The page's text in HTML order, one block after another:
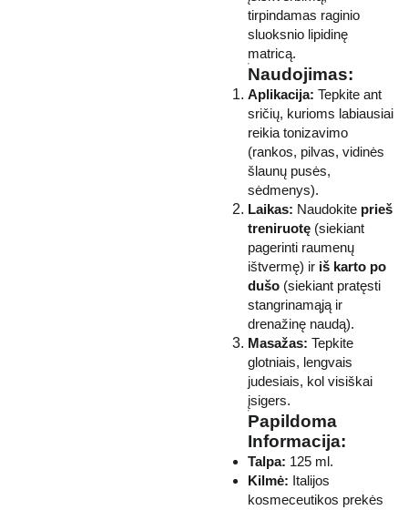
tirpindamas raginio
sluoksnio lipidinę
matricą.
Naudojimas:
Aplikacija: Tepkite ant
sričių, kurioms labiausiai
reikia tonizavimo
(rankos, pilvas, vidinės
šlaunų pusės,
sėdmenys).
Laikas: Naudokite prieš
treniruotę (siekiant
pagerinti raumenų
ištvermę) ir iš karto po
dušo (siekiant pratęsti
stangrinamąją ir
drenažinę naudą).
Masažas: Tepkite
glotniais, lengvais
judesiais, kol visiškai
įsigers.
Papildoma
Informacija:
Talpa: 125 ml.
Kilmė: Italijos
kosmeceutikos prekės